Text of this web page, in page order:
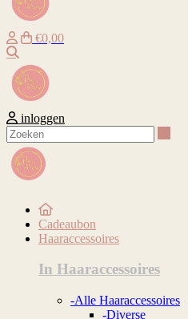
€0,00
inloggen
Cadeaubon
Haaraccessoires
In Haaraccessoires
-Alle Haaraccessoires
-Diverse